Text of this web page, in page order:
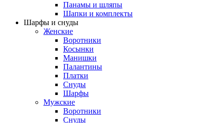
Панамы и шляпы
Шапки и комплекты
Шарфы и снуды
Женские
Воротники
Косынки
Манишки
Палантины
Платки
Снуды
Шарфы
Мужские
Воротники
Снуды